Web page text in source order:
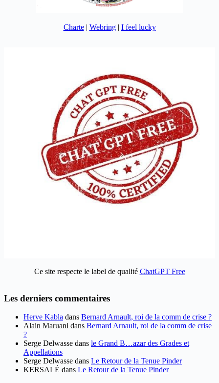
Charte| Webring| I feel lucky
Ce site respecte le label de qualité ChatGPT Free
Les derniers commentaires
Herve Kabla dans Bernard Arnault, roi de la comm de crise ?
Alain Maruani dans Bernard Arnault, roi de la comm de crise
?
Serge Delwasse dans le Grand B…azar des Grades et
Appellations
Serge Delwasse dans Le Retour de la Tenue Pinder
KERSALÉ dans Le Retour de la Tenue Pinder